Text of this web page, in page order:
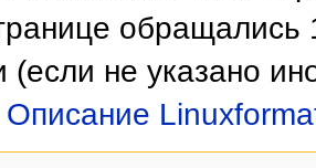
обращались
(если не указано
Описание